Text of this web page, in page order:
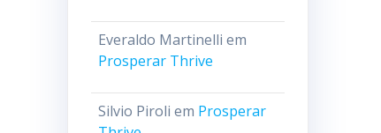
Everaldo Martinelli em
Prosperar Thrive
Silvio Piroli em Prosperar